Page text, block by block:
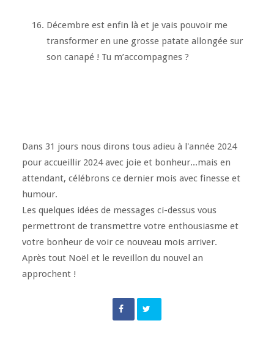
Décembre est enfin là et je vais pouvoir me
transformer en une grosse patate allongée sur
son canapé ! Tu m’accompagnes ?
Dans 31 jours nous dirons tous adieu à l'année 2024
pour accueillir 2024 avec joie et bonheur...mais en
attendant, célébrons ce dernier mois avec finesse et
humour.
Les quelques idées de messages ci-dessus vous
permettront de transmettre votre enthousiasme et
votre bonheur de voir ce nouveau mois arriver.
Après tout Noël et le reveillon du nouvel an
approchent !